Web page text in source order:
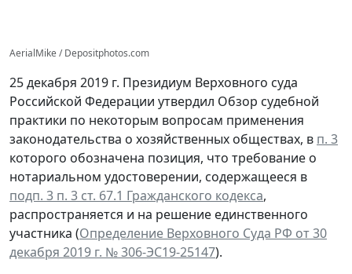
AerialMike / Depositphotos.com
25 декабря 2019 г. Президиум Верховного суда
Российской Федерации утвердил Обзор судебной
практики по некоторым вопросам применения
законодательства о хозяйственных обществах, в п. 3
которого обозначена позиция, что требование о
нотариальном удостоверении, содержащееся в
подп. 3 п. 3 ст. 67.1 Гражданского кодекса,
распространяется и на решение единственного
участника (Определение Верховного Суда РФ от 30
декабря 2019 г. № 306-ЭС19-25147).